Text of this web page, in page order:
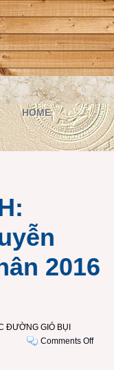
HOME
2016
ĐƯỜNG GIÓ BỤI
Comments Offon